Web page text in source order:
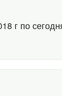
г по